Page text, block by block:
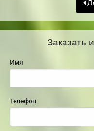
Заказать
Имя
Телефон